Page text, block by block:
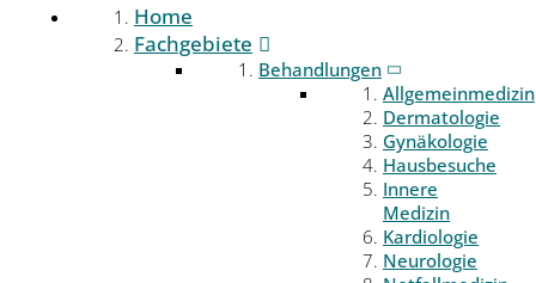
Home
Fachgebiete
Behandlungen
Allgemeinmedizin
Dermatologie
Gynäkologie
Hausbesuche
Innere
Medizin
Kardiologie
Neurologie